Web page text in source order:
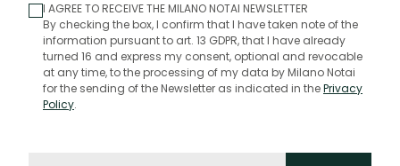
I AGREE TO RECEIVE THE MILANO NOTAI NEWSLETTER
By checking the box, I confirm that I have taken note of the
information pursuant to art. 13 GDPR, that I have already
turned 16 and express my consent, optional and revocable
at any time, to the processing of my data by Milano Notai
for the sending of the Newsletter as indicated in thePrivacy
Policy.